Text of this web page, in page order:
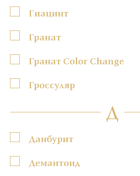
Гиацинт
Гранат
Гранат Color Change
Гроссуляр
Д
Данбурит
Демантоид